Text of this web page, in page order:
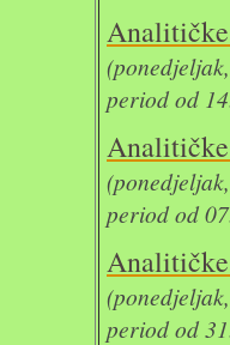
period od
period od
period od